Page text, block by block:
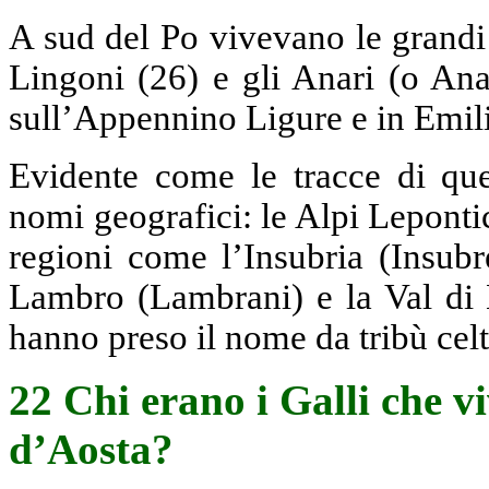
A sud del Po vivevano le
Lingoni (26) e gli Anari (o
sull’Appennino Ligure e in
Evidente come le tracce di
nomi geografici: le Alpi
regioni come l’Insubria
Lambro (Lambrani) e la Val
hanno preso il nome da tribù
22 Chi erano i Galli che
d’Aosta?